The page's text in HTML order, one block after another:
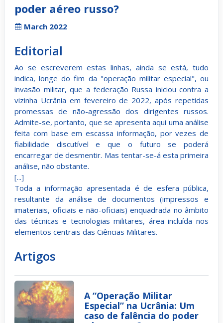
poder aéreo russo?
March 2022
Editorial
Ao se escreverem estas linhas, ainda se está, tudo
indica, longe do fim da "operação militar especial", ou
invasão militar, que a federação Russa iniciou contra a
vizinha Ucrânia em fevereiro de 2022, após repetidas
promessas de não-agressão dos dirigentes russos.
Admite-se, portanto, que se apresenta aqui uma análise
feita com base em escassa informação, por vezes de
fiabilidade discutível e que o futuro se poderá
encarregar de desmentir. Mas tentar-se-á esta primeira
análise, não obstante.
[...]
Toda a informação apresentada é de esfera pública,
resultante da análise de documentos (impressos e
imateriais, oficiais e não-oficiais) enquadrada no âmbito
das técnicas e tecnologias militares, área incluída nos
elementos centrais das Ciências Militares.
Artigos
A “Operação Militar
Especial” na Ucrânia: Um
caso de falência do poder